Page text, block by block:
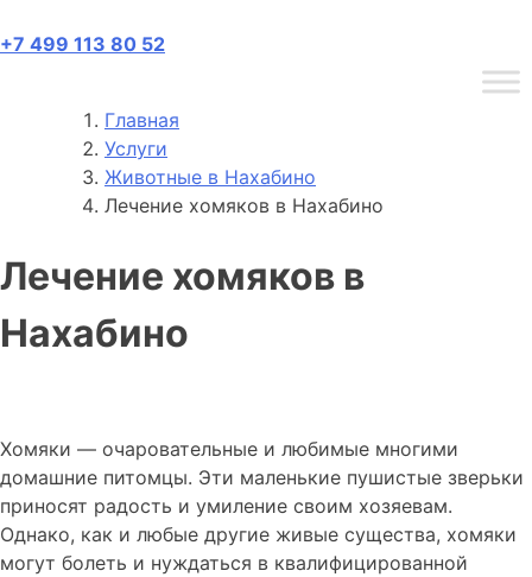
+7 499 113 80 52
Главная
Услуги
Животные в Нахабино
Лечение хомяков в Нахабино
Лечение хомяков в
Нахабино
Хомяки — очаровательные и любимые многими
домашние питомцы. Эти маленькие пушистые зверьки
приносят радость и умиление своим хозяевам.
Однако, как и любые другие живые существа, хомяки
могут болеть и нуждаться в квалифицированной